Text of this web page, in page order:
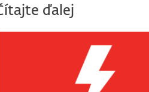
ďalej